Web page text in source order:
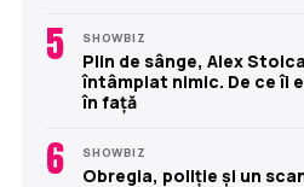
5 SHOWBIZ
Plin de sânge, Alex
întâmplat nimic. De ce îi
în față
6 SHOWBIZ
Obregia, poliție și un